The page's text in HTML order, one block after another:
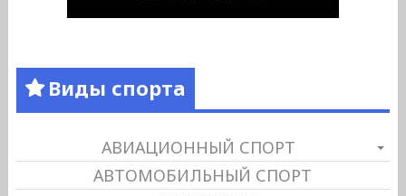
Виды спорта
АВИАЦИОННЫЙ СПОРТ
АВТОМОБИЛЬНЫЙ СПОРТ